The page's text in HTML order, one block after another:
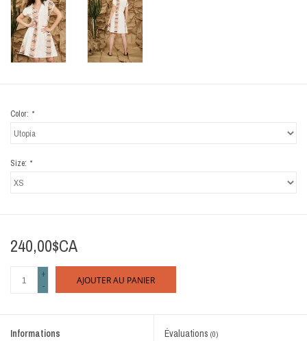
Color: *
Size: *
240,00$CA
+
-
AJOUTER AU PANIER
Informations Évaluations (0)